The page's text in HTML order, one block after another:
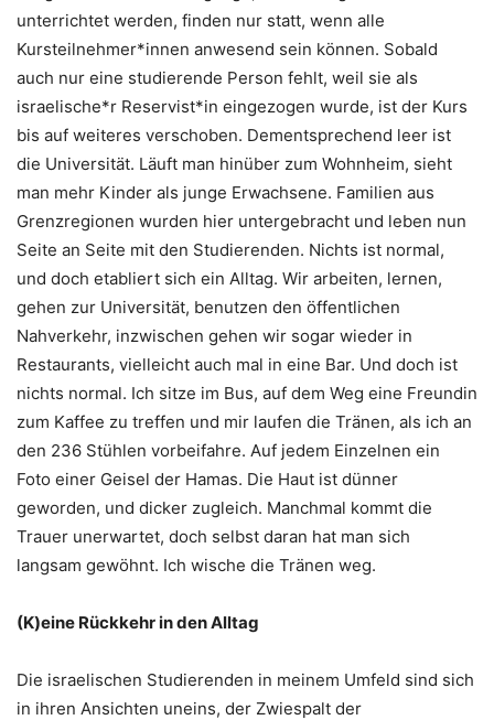
unterrichtet werden, finden nur statt, wenn alle
Kursteilnehmer*innen anwesend sein können. Sobald
auch nur eine studierende Person fehlt, weil sie als
israelische*r Reservist*in eingezogen wurde, ist der Kurs
bis auf weiteres verschoben. Dementsprechend leer ist
die Universität. Läuft man hinüber zum Wohnheim, sieht
man mehr Kinder als junge Erwachsene. Familien aus
Grenzregionen wurden hier untergebracht und leben nun
Seite an Seite mit den Studierenden. Nichts ist normal,
und doch etabliert sich ein Alltag. Wir arbeiten, lernen,
gehen zur Universität, benutzen den öffentlichen
Nahverkehr, inzwischen gehen wir sogar wieder in
Restaurants, vielleicht auch mal in eine Bar. Und doch ist
nichts normal. Ich sitze im Bus, auf dem Weg eine Freundin
zum Kaffee zu treffen und mir laufen die Tränen, als ich an
den 236 Stühlen vorbeifahre. Auf jedem Einzelnen ein
Foto einer Geisel der Hamas. Die Haut ist dünner
geworden, und dicker zugleich. Manchmal kommt die
Trauer unerwartet, doch selbst daran hat man sich
langsam gewöhnt. Ich wische die Tränen weg.
(K)eine Rückkehr in den Alltag
Die israelischen Studierenden in meinem Umfeld sind sich
in ihren Ansichten uneins, der Zwiespalt der